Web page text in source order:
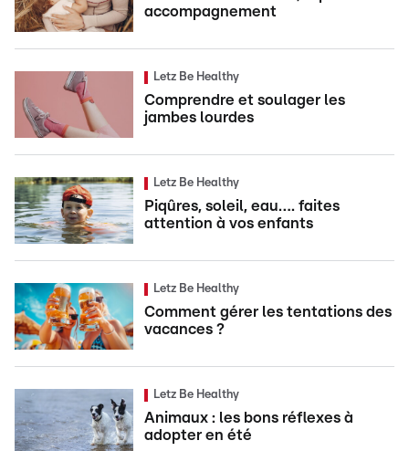
accompagnement
Letz Be Healthy
Comprendre et soulager les
jambes lourdes
Letz Be Healthy
Piqûres, soleil, eau…. faites
attention à vos enfants
Letz Be Healthy
Comment gérer les tentations des
vacances ?
Letz Be Healthy
Animaux : les bons réflexes à
adopter en été